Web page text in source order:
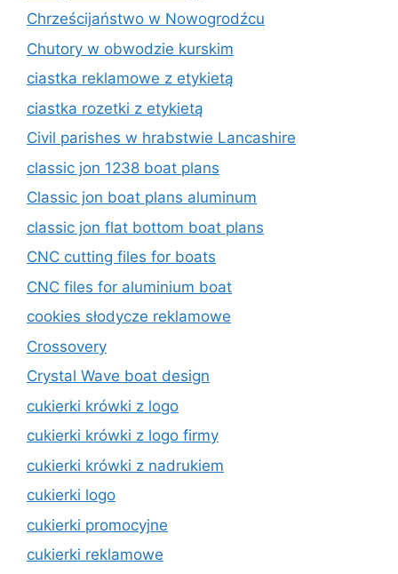
Chrześcijaństwo w Nowogrodźcu
Chutory w obwodzie kurskim
ciastka reklamowe z etykietą
ciastka rozetki z etykietą
Civil parishes w hrabstwie Lancashire
classic jon 1238 boat plans
Classic jon boat plans aluminum
classic jon flat bottom boat plans
CNC cutting files for boats
CNC files for aluminium boat
cookies słodycze reklamowe
Crossovery
Crystal Wave boat design
cukierki krówki z logo
cukierki krówki z logo firmy
cukierki krówki z nadrukiem
cukierki logo
cukierki promocyjne
cukierki reklamowe